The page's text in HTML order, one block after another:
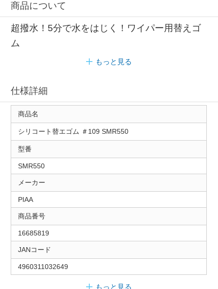
商品について
超撥水！5分で水をはじく！ワイパー用替えゴ
ム
もっと見る
仕様詳細
商品名
シリコート替エゴム ＃109 SMR550
型番
SMR550
メーカー
PIAA
商品番号
16685819
JANコード
4960311032649
もっと見る